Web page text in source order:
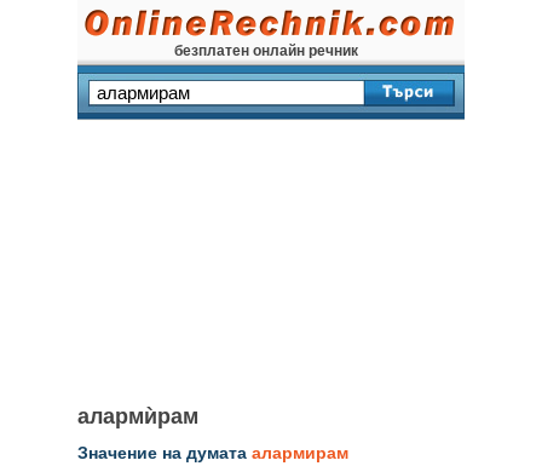
безплатен онлайн речник
алармѝрам
Значение на думата алармирам